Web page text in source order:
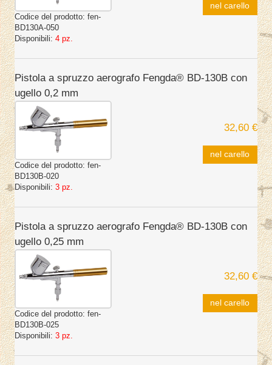
Codice del prodotto: fen-
BD130A-050
Disponibili: 4 pz.
nel carello
Pistola a spruzzo aerografo Fengda® BD-130B con
ugello 0,2 mm
Codice del prodotto: fen-
BD130B-020
Disponibili: 3 pz.
32,60 €
nel carello
Pistola a spruzzo aerografo Fengda® BD-130B con
ugello 0,25 mm
Codice del prodotto: fen-
BD130B-025
Disponibili: 3 pz.
32,60 €
nel carello